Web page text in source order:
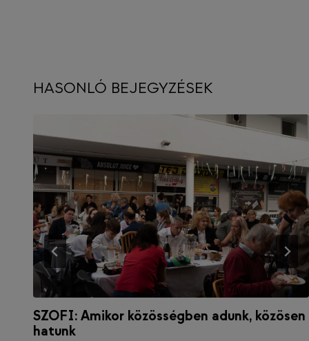
HASONLÓ BEJEGYZÉSEK
SZOFI: Amikor közösségben adunk, közösen
hatunk